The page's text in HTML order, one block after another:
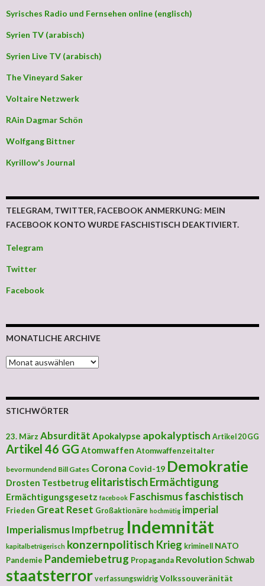
Syrisches Radio und Fernsehen online (englisch)
Syrien TV (arabisch)
Syrien Live TV (arabisch)
The Vineyard Saker
Voltaire Netzwerk
RAin Dagmar Schön
Wolfgang Bittner
Kyrillow's Journal
TELEGRAM, TWITTER, FACEBOOK ANMERKUNG: MEIN
FACEBOOK KONTO WURDE FASCHISTISCH DEAKTIVIERT.
Telegram
Twitter
Facebook
MONATLICHE ARCHIVE
MONATLICHE ARCHIVE
STICHWÖRTER
23. März Absurdität Apokalypse apokalyptisch Artikel 20 GG
Artikel 46 GG Atomwaffen Atomwaffenzeitalter
bevormundend Bill Gates Corona Covid-19 Demokratie
Drosten Testbetrug elitaristischErmächtigung
Ermächtigungsgesetz facebook Faschismusfaschistisch
Frieden Great Reset Großaktionäre hochmütig imperial
Imperialismus Impfbetrug Indemnität
kapitalbetrügerisch konzernpolitisch Krieg kriminell
NATO
Pandemie Pandemiebetrug Propaganda Revolution Schwab
staatsterror verfassungswidrig Volkssouveränität